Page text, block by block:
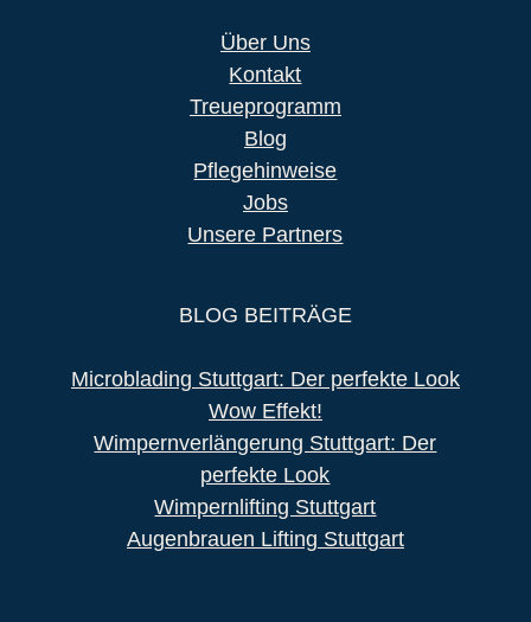
Über Uns
Kontakt
Treueprogramm
Blog
Pflegehinweise
Jobs
Unsere Partners
BLOG BEITRÄGE
Microblading Stuttgart: Der perfekte Look
Wow Effekt!
Wimpernverlängerung Stuttgart: Der
perfekte Look
Wimpernlifting Stuttgart
Augenbrauen Lifting Stuttgart